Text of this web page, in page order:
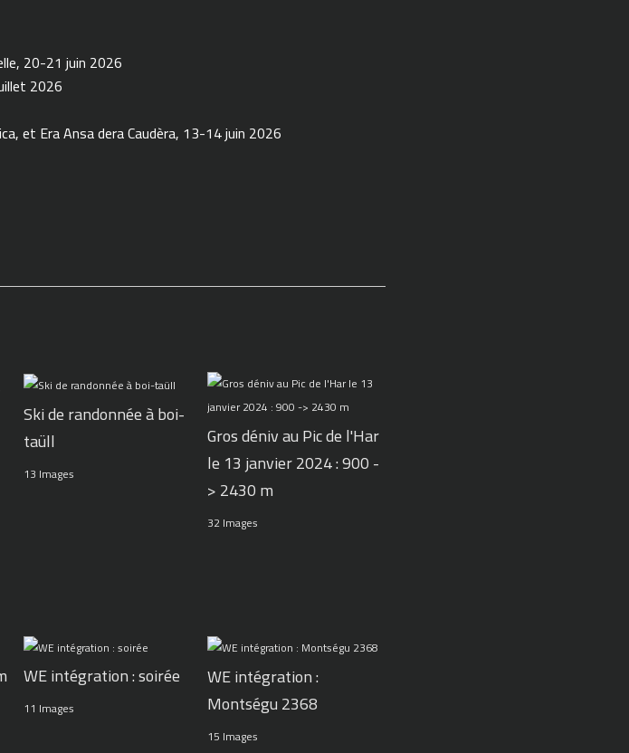
20-21 juin 2026
2026
et Era Ansa dera Caudèra, 13-14 juin 2026
Ski de randonnée à boi-
taüll
13 Images
Gros déniv au Pic de l'Har
le 13 janvier 2024 : 900 -
> 2430 m
32 Images
WE intégration : soirée
11 Images
WE intégration :
Montségu 2368
15 Images